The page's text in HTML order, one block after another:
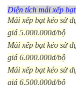
Diện tích mái xếp
Mái xếp bạt kéo sử
giá 5.000.000d/bộ
Mái xếp bạt kéo sử
giá 6.000.000d/bộ
Mái xếp bạt kéo sử
giá 6.500.000d/bộ